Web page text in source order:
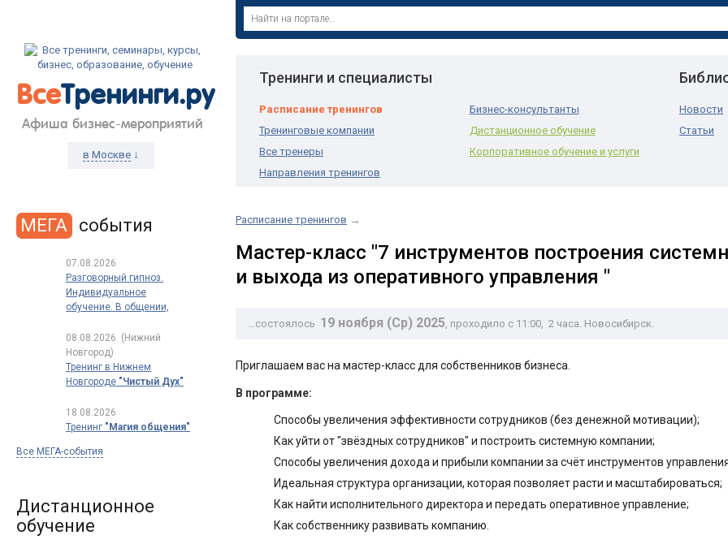
ВсеТренинги.ру
Афиша бизнес-мероприятий
в Москве ↓
Тренинги и специалисты
Расписание тренингов
Тренинговые компании
Все тренеры
Направления тренингов
Бизнес-консультанты
Дистанционное обучение
Корпоративное обучение и услуги
Новости
Статьи
Расписание тренингов →
Мастер-класс "7 инструментов построения
и выхода из оперативного управления "
…состоялось 19 ноября (Ср) 2025, проходило с 11:00, 2 часа. Новосибирск.
Приглашаем вас на мастер-класс для собственников бизнеса.
В программе:
Способы увеличения эффективности сотрудников (без денежной мотивации);
Как уйти от "звёздных сотрудников" и построить системную компании;
Способы увеличения дохода и прибыли компании за счёт инструментов
Идеальная структура организации, которая позволяет расти и масштабироваться;
Как найти исполнительного директора и передать оперативное управление;
Как собственнику развивать компанию.
МЕГА события
07.08.2026
Разговорный гипноз.
Индивидуальное
обучение. В общении,
08.08.2026 (Нижний
Новгород)
Тренинг в Нижнем
Новгороде "Чистый Дух"
18.08.2026
Тренинг "Магия общения"
Все МЕГА-события
Дистанционное
обучение